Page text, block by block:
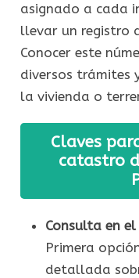
asignado a cada
llevar un registro
Conocer este
diversos trámites
la vivienda o
Claves
catastro
Consulta en
Primera
detallada